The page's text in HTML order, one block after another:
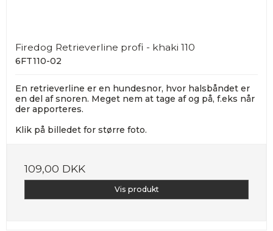
Firedog Retrieverline profi - khaki 110
6FT110-02
En retrieverline er en hundesnor, hvor halsbåndet er
en del af snoren. Meget nem at tage af og på, f.eks når
der apporteres.
Klik på billedet for større foto.
109,00 DKK
Vis produkt